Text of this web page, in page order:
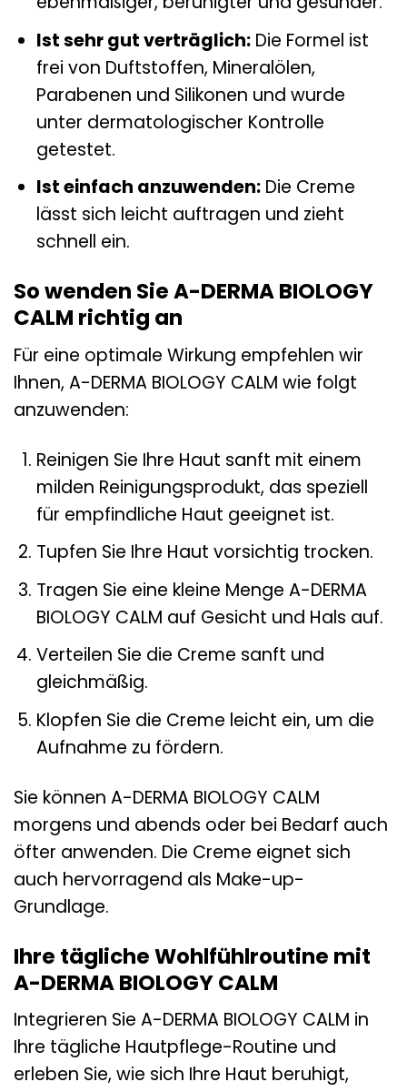
Ist sehr gut verträglich:Die Formel ist
frei von Duftstoffen, Mineralölen,
Parabenen und Silikonen und wurde
unter dermatologischer Kontrolle
getestet.
Ist einfach anzuwenden:Die Creme
lässt sich leicht auftragen und zieht
schnell ein.
So wenden Sie A-DERMA BIOLOGY
CALM richtig an
Für eine optimale Wirkung empfehlen wir
Ihnen, A-DERMA BIOLOGY CALM wie folgt
anzuwenden:
Reinigen Sie Ihre Haut sanft mit einem
milden Reinigungsprodukt, das speziell
für empfindliche Haut geeignet ist.
Tupfen Sie Ihre Haut vorsichtig trocken.
Tragen Sie eine kleine Menge A-DERMA
BIOLOGY CALM auf Gesicht und Hals auf.
Verteilen Sie die Creme sanft und
gleichmäßig.
Klopfen Sie die Creme leicht ein, um die
Aufnahme zu fördern.
Sie können A-DERMA BIOLOGY CALM
morgens und abends oder bei Bedarf auch
öfter anwenden. Die Creme eignet sich
auch hervorragend als Make-up-
Grundlage.
Ihre tägliche Wohlfühlroutine mit
A-DERMA BIOLOGY CALM
Integrieren Sie A-DERMA BIOLOGY CALM in
Ihre tägliche Hautpflege-Routine und
erleben Sie, wie sich Ihre Haut beruhigt,